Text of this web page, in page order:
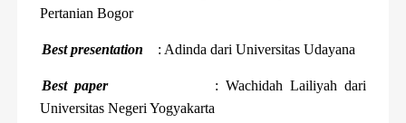
Pertanian Bogor
Best presentation : Adinda dari Universitas Udayana
Best paper
: Wachidah Lailiyah dari
Universitas Negeri Yogyakarta